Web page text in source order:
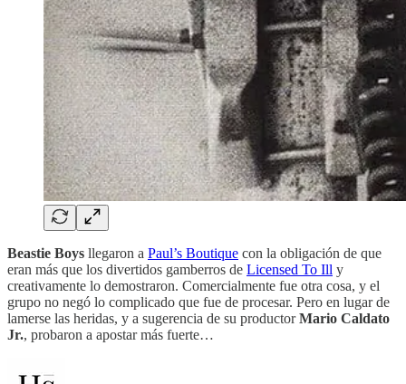
Beastie Boys llegaron a Paul’s Boutique con la obligación de que
eran más que los divertidos gamberros de Licensed To Ill y
creativamente lo demostraron. Comercialmente fue otra cosa, y el
grupo no negó lo complicado que fue de procesar. Pero en lugar de
lamerse las heridas, y a sugerencia de su productorMario Caldato
Jr., probaron a apostar más fuerte…